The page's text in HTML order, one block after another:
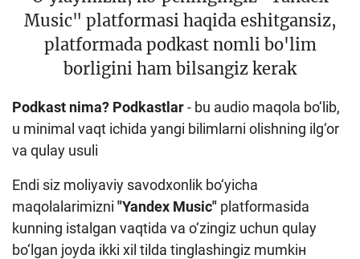
Interaktiv xizmatlar
Fotogalereya
Loyiha haqida
Kengaytirilgan qidiruv
Sayt xaritasi
Music" platformasi haqida eshitgansiz,
platformada podkast nomli bo'lim
borligini ham bilsangiz kerak
Podkast nima? Podkastlar- bu audio maqola bo‘lib,
u minimal vaqt ichida yangi bilimlarni olishning ilg‘or
va qulay usuli
Endi siz moliyaviy savodxonlik bo‘yicha
maqolalarimizni "Yandex Music" platformasida
kunning istalgan vaqtida va o‘zingiz uchun qulay
bo‘lgan joyda ikki xil tilda tinglashingiz mumkiн